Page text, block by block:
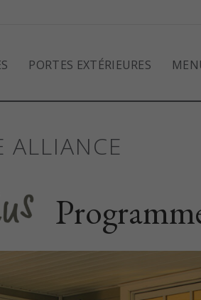
PORTES EXTÉRIEURES
ALLIANCE